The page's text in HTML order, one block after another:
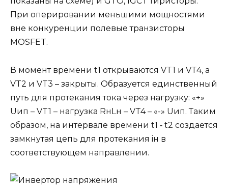
При оперировании меньшими мощностями
вне конкуренции полевые транзисторы
MOSFET.
В момент времени t1 открываются VT1 и VT4, а
VT2 и VT3 – закрыты. Образуется единственный
путь для протекания тока через нагрузку: «+»
Uип – VT1 – нагрузка RнLн – VT4 – «-» Uип. Таким
образом, на интервале времени t1 ‑ t2 создается
замкнутая цепь для протекания iн в
соответствующем направлении.